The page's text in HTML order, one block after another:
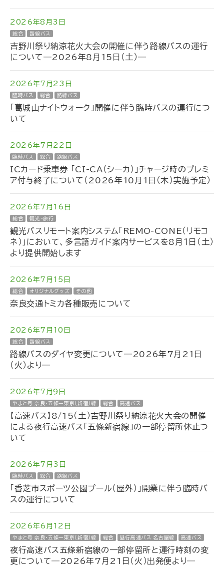
2026年8月3日
総合 路線バス
吉野川祭り納涼花火大会の開催に伴う路線バスの運行
について―2026年8月15日（土）―
2026年7月23日
臨時バス 総合 路線バス
「葛城山ナイトウォーク」開催に伴う臨時バスの運行につ
いて
2026年7月22日
臨時バス 総合 路線バス
ICカード乗車券 「CI-CA（シーカ）」チャージ時のプレミ
ア付与終了について（2026年10月1日（木）実施予定）
2026年7月16日
総合 観光・旅行
観光バスリモート案内システム「REMO-CONE（リモコ
ネ）」において、多言語ガイド案内サービスを8月１日（土）
より提供開始します
2026年7月15日
総合 オリジナルグッズ その他
奈良交通トミカ各種販売について
2026年7月10日
総合 路線バス
路線バスのダイヤ変更について―2026年7月21日
（火）より―
2026年7月9日
やまと号 奈良・五條ー東京（新宿）線 総合 高速バス
【高速バス】8/15（土）吉野川祭り納涼花火大会の開催
による夜行高速バス「五條新宿線」の一部停留所休止つ
いて
2026年7月3日
臨時バス 総合 路線バス
「香芝市スポーツ公園プール（屋外）」開業に伴う臨時バ
スの運行について
2026年6月12日
やまと号 奈良・五條ー東京（新宿）線 総合 昼行高速バス 名古屋線 高速バス
夜行高速バス五條新宿線の一部停留所と運行時刻の変
更について―2026年7月21日（火）出発便より―